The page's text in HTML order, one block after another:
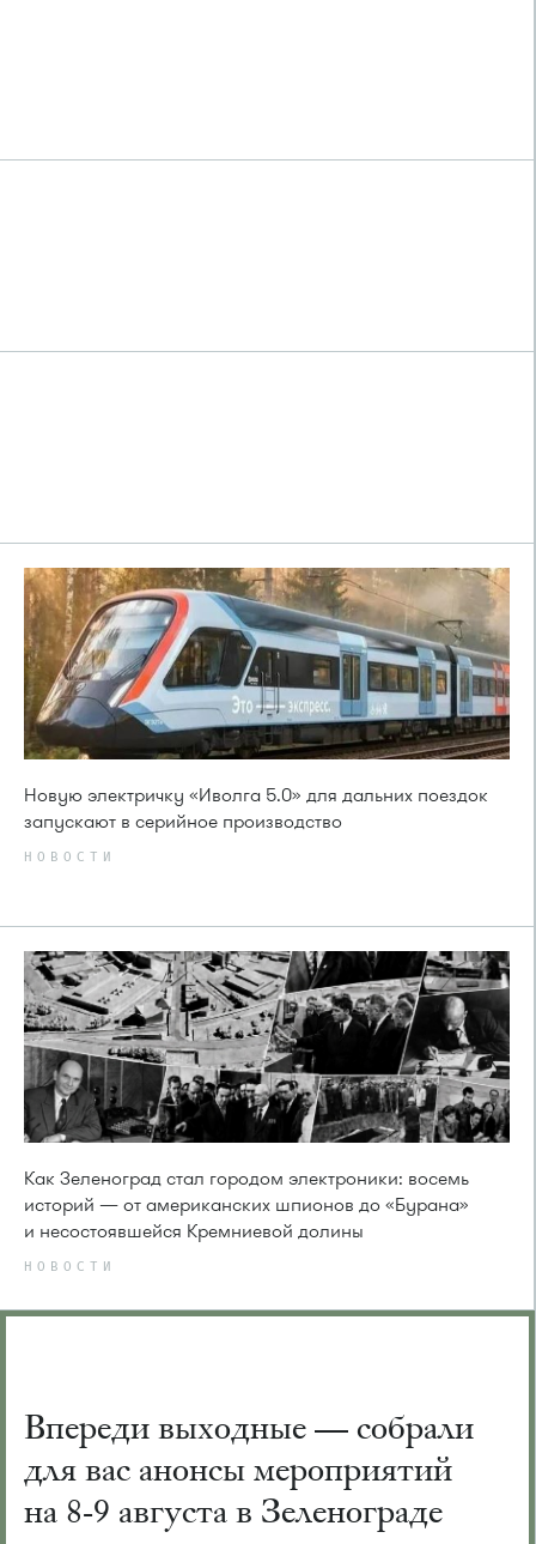
Новую электричку «Иволга 5.0» для дальних поездок
запускают в серийное производство
НОВОСТИ
Как Зеленоград стал городом электроники: восемь
историй — от американских шпионов до «Бурана»
и несостоявшейся Кремниевой долины
НОВОСТИ
Впереди выходные — собрали
для вас анонсы мероприятий
на 8-9 августа в Зеленограде